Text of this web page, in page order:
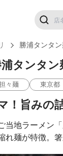
勝浦タンタ
タンタン
々麺 東京都
！旨みの
当地ラーメン
れ麺が特徴。